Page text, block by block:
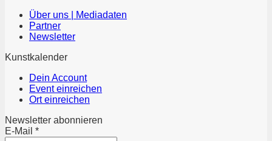
Über uns | Mediadaten
Partner
Newsletter
Kunstkalender
Dein Account
Event einreichen
Ort einreichen
Newsletter abonnieren
E-Mail *